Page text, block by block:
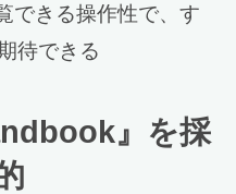
できる操作性で、す
待できる
』を採